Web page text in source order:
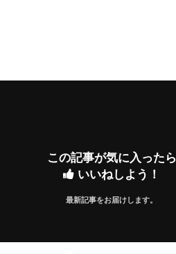
この記事が気に入ったら
いいねしよう！
最新記事をお届けします。